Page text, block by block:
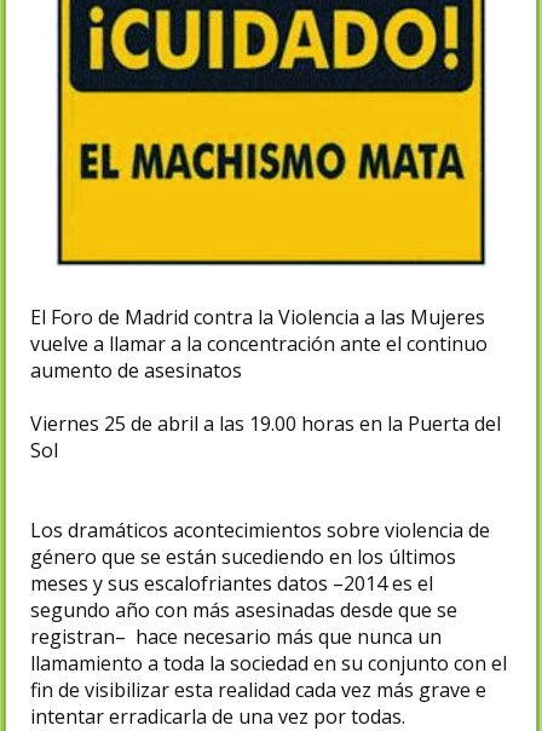
El Foro de Madrid contra la Violencia a las Mujeres
vuelve a llamar a la concentración ante el continuo
aumento de asesinatos
Viernes 25 de abril a las 19.00 horas en la Puerta del
Sol
Los dramáticos acontecimientos sobre violencia de
género que se están sucediendo en los últimos
meses y sus escalofriantes datos –2014 es el
segundo año con más asesinadas desde que se
registran– hace necesario más que nunca un
llamamiento a toda la sociedad en su conjunto con el
fin de visibilizar esta realidad cada vez más grave e
intentar erradicarla de una vez por todas.